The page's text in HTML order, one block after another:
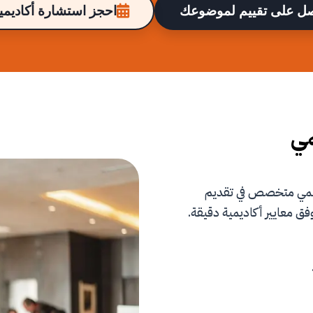
على تقييم لموضوعك احجز استشارة
متخصص في تقديم
معايير أكاديمية دقيقة.